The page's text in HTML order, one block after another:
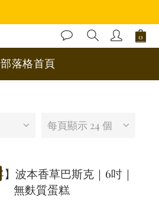
部落格首頁
每頁顯示 24 個